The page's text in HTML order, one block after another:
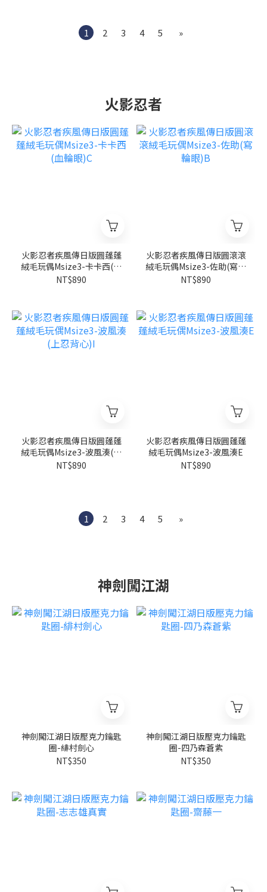
1 2 3 4 5 »
火影忍者
火影忍者疾風傳日版圓蓬蓬
絨毛玩偶Msize3-卡卡西(血
輪眼)C
NT$890
火影忍者疾風傳日版圓滾滾
絨毛玩偶Msize3-佐助(寫輪
眼)B
NT$890
火影忍者疾風傳日版圓蓬蓬
絨毛玩偶Msize3-波風湊(上
忍背心)I
NT$890
火影忍者疾風傳日版圓蓬蓬
絨毛玩偶Msize3-波風湊E
NT$890
1 2 3 4 5 »
神劍闖江湖
神劍闖江湖日版壓克力鑰匙
圈-緋村劍心
NT$350
神劍闖江湖日版壓克力鑰匙
圈-四乃森蒼紫
NT$350